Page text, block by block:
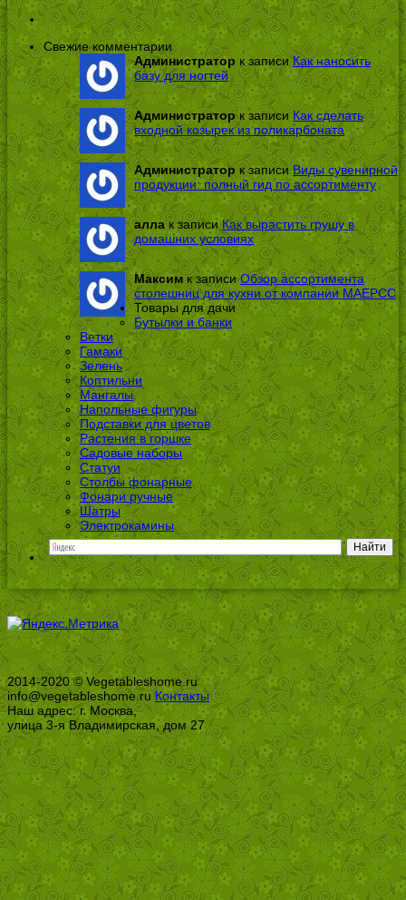
Свежие комментарии
Администратор к записиКак наносить
базу для ногтей
Администраторк записи Как сделать
входной козырек из поликарбоната
Администратор к записиВиды сувенирной
продукции: полный гид по ассортименту
аллак записиКак вырастить грушу в
домашних условиях
Максимк записиОбзор ассортимента
столешниц для кухни от компании МАЕРСС
Товары для дачи
Бутылки и банки
Ветки
Гамаки
Зелень
Коптильни
Мангалы
Напольные фигуры
Подставки для цветов
Растения в горшке
Садовые наборы
Статуи
Столбы фонарные
Фонари ручные
Шатры
Электрокамины
2014-2020 © Vegetableshome.ru
info@vegetableshome.ruКонтакты
Наш адрес: г. Москва,
улица 3-я Владимирская, дом 27